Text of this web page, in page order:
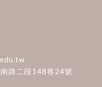
路二段148巷24號